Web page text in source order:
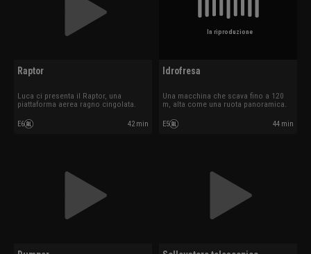
Raptor
Luca ci presenta il Raptor, una
piattaforma aerea ragno cingolata.
E6 42 min
In riproduzione
Idrofresa
Una macchina che scava fino a 120
m, alta come una ruota panoramica.
E5 44 min